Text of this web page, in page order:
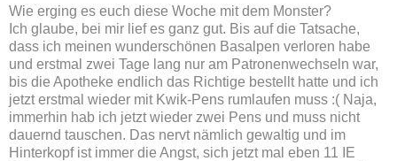
Wie erging es euch diese Woche mit dem Monster?
Ich glaube, bei mir lief es ganz gut. Bis auf die Tatsache,
dass ich meinen wunderschönen Basalpen verloren habe
und erstmal zwei Tage lang nur am Patronenwechseln war,
bis die Apotheke endlich das Richtige bestellt hatte und ich
jetzt erstmal wieder mit Kwik-Pens rumlaufen muss :( Naja,
immerhin hab ich jetzt wieder zwei Pens und muss nicht
dauernd tauschen. Das nervt nämlich gewaltig und im
Hinterkopf ist immer die Angst, sich jetzt mal eben 11 IE